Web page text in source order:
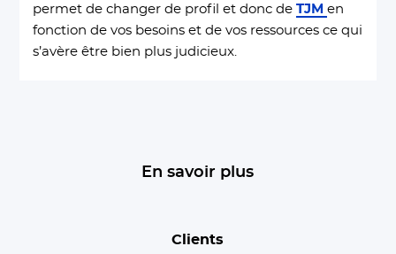
permet de changer de profil et donc deTJM en
fonction de vos besoins et de vos ressources ce qui
s’avère être bien plus judicieux.
En savoir plus
Clients